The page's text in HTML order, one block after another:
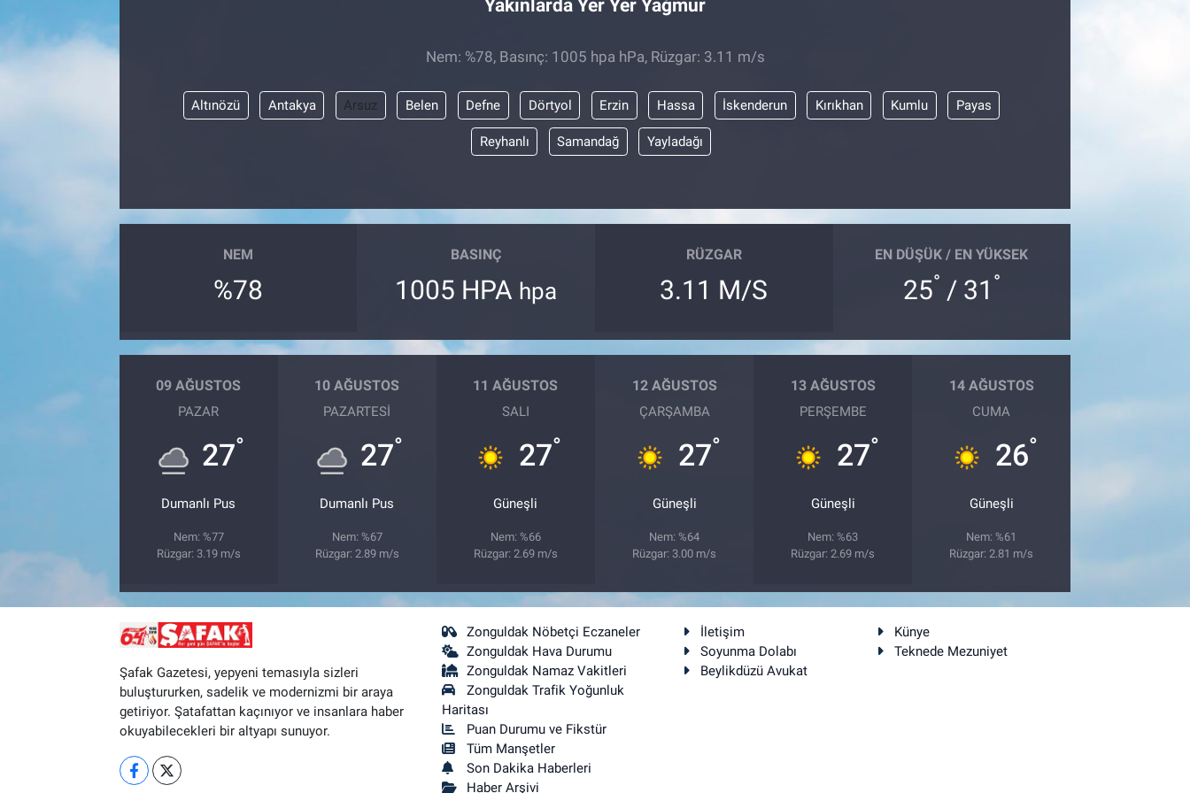
Yakınlarda Yer Yer Yağmur
Nem: %78, Basınç: 1005 hpa hPa, Rüzgar: 3.11 m/s
Altınözü Antakya Arsuz Belen Defne Dörtyol Erzin Hassa İskenderun Kırıkhan Kumlu Payas
Reyhanlı Samandağ Yayladağı
NEM
%78
BASINÇ
1005 HPA hpa
RÜZGAR
3.11 M/S
EN DÜŞÜK / EN YÜKSEK
25° / 31 °
09 AĞUSTOS
PAZAR
27°
Dumanlı Pus
Nem: %77
Rüzgar: 3.19 m/s
10 AĞUSTOS
PAZARTESI
27°
Dumanlı Pus
Nem: %67
Rüzgar: 2.89 m/s
11 AĞUSTOS
SALI
27°
Güneşli
Nem: %66
Rüzgar: 2.69 m/s
12 AĞUSTOS
ÇARŞAMBA
27°
Güneşli
Nem: %64
Rüzgar: 3.00 m/s
13 AĞUSTOS
PERŞEMBE
27°
Güneşli
Nem: %63
Rüzgar: 2.69 m/s
14 AĞUSTOS
CUMA
26°
Güneşli
Nem: %61
Rüzgar: 2.81 m/s
Şafak Gazetesi, yepyeni temasıyla sizleri
buluştururken, sadelik ve modernizmi bir araya
getiriyor. Şatafattan kaçınıyor ve insanlara haber
okuyabilecekleri bir altyapı sunuyor.
Zonguldak Nöbetçi Eczaneler
Zonguldak Hava Durumu
Zonguldak Namaz Vakitleri
Zonguldak Trafik Yoğunluk
Haritası
Puan Durumu ve Fikstür
Tüm Manşetler
Son Dakika Haberleri
Haber Arşivi
İletişim
Künye
Soyunma Dolabı
Teknede Mezuniyet
Beylikdüzü Avukat